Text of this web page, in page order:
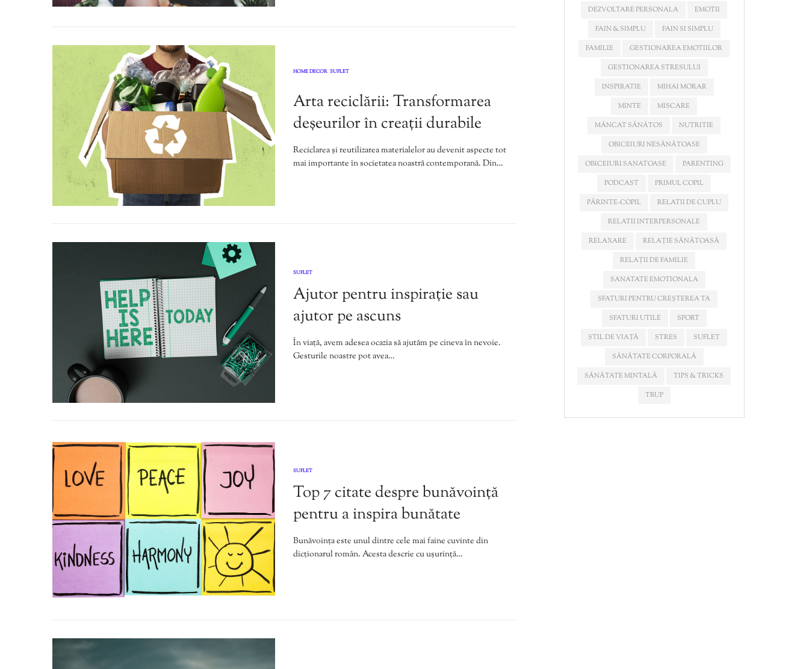
HOME DECOR SUFLET
Arta reciclării: Transformarea
deșeurilor în creații durabile
Reciclarea și reutilizarea materialelor au devenit aspecte tot
mai importante în societatea noastră contemporană. Din…
SUFLET
Ajutor pentru inspirație sau
ajutor pe ascuns
În viață, avem adesea ocazia să ajutăm pe cineva în nevoie.
Gesturile noastre pot avea…
SUFLET
Top 7 citate despre bunăvoință
pentru a inspira bunătate
Bunăvoința este unul dintre cele mai faine cuvinte din
dicționarul român. Acesta descrie cu ușurință…
DEZVOLTARE PERSONALA
EMOTII
FAIN & SIMPLU
FAIN SI SIMPLU
FAMILIE
GESTIONAREA EMOTIILOR
GESTIONAREA STRESULUI
INSPIRATIE
MIHAI MORAR
MINTE
MISCARE
MÂNCAT SĂNĂTOS
NUTRITIE
OBICEIURI NESĂNĂTOASE
OBICEIURI SANATOASE
PARENTING
PODCAST
PRIMUL COPIL
PĂRINTE-COPIL
RELATII DE CUPLU
RELATII INTERPERSONALE
RELAXARE
RELAȚIE SĂNĂTOASĂ
RELAȚII DE FAMILIE
SANATATE EMOTIONALA
SFATURI PENTRU CREȘTEREA TA
SFATURI UTILE
SPORT
STIL DE VIAȚĂ
STRES
SUFLET
SĂNĂTATE CORPORALĂ
SĂNĂTATE MINTALĂ
TIPS & TRICKS
TRUP